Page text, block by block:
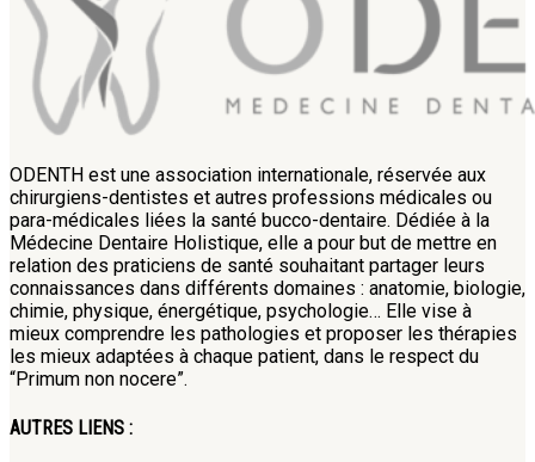
ODENTH est une association internationale, réservée aux
chirurgiens-dentistes et autres professions médicales ou
para-médicales liées la santé bucco-dentaire. Dédiée à la
Médecine Dentaire Holistique, elle a pour but de mettre en
relation des praticiens de santé souhaitant partager leurs
connaissances dans différents domaines : anatomie, biologie,
chimie, physique, énergétique, psychologie… Elle vise à
mieux comprendre les pathologies et proposer les thérapies
les mieux adaptées à chaque patient, dans le respect du
“Primum non nocere”.
AUTRES LIENS :